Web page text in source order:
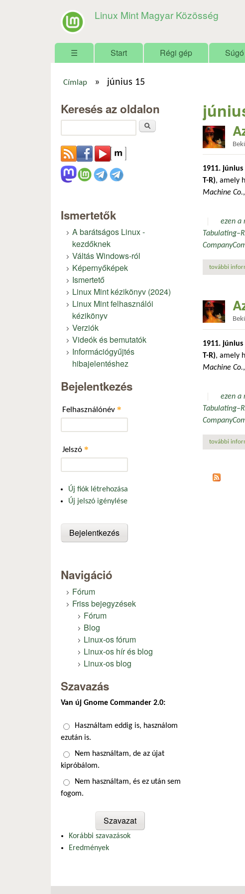
Linux Mint Magyar Közösség
Főmenü
☰ Start Régi gép Súgó
Címlap » június 15
1911. június
T-R), amely
Machine Co.
ezen a
Company
további
1911. június
T-R), amely
Machine Co.
ezen a
Company
további
Keresés az oldalon
Ismertetők
A barátságos Linux -
kezdőknek
Váltás Windows-ról
Képernyőképek
Ismertető
Linux Mint kézikönyv (2024)
Linux Mint felhasználói
kézikönyv
Verziók
Videók és bemutatók
Információgyűjtés
hibajelentéshez
Bejelentkezés
Felhasználónév *
Jelszó *
Új fiók létrehozása
Új jelszó igénylése
Navigáció
Fórum
Friss bejegyzések
Fórum
Blog
Linux-os fórum
Linux-os hír és blog
Linux-os blog
Szavazás
Van új Gnome Commander 2.0:
Választások
Használtam eddig is, használom
ezután is.
Nem használtam, de az újat
kipróbálom.
Nem használtam, és ez után sem
fogom.
Korábbi szavazások
Eredmények